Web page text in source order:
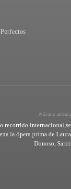
Próximo artículo
recorrido internacional,se
la ópera prima de Laura
Donoso, Sariri